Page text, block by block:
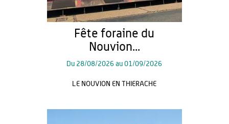
Fête foraine du
Nouvion...
Du 28/08/2026 au01/09/2026
LE NOUVION EN THIERACHE